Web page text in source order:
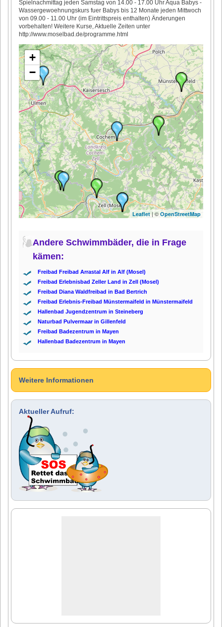
Spielnachmittag jeden Samstag von 14.00 - 17.00 Uhr Aqua Babys -
Wassergewoehnungskurs fuer Babys bis 12 Monate jeden Mittwoch
von 09.00 - 11.00 Uhr (im Eintrittspreis enthalten) Änderungen
vorbehalten! Weitere Kurse, Aktuelle Zeiten unter
http://www.moselbad.de/programme.html
+
−
Leaflet| © OpenStreetMap
Andere Schwimmbäder, die in Frage
kämen:
Freibad Freibad Arrastal Alf in Alf (Mosel)
Freibad Erlebnisbad Zeller Land in Zell (Mosel)
Freibad Diana Waldfreibad in Bad Bertrich
Freibad Erlebnis-Freibad Münstermaifeld in Münstermaifeld
Hallenbad Jugendzentrum in Steineberg
Naturbad Pulvermaar in Gillenfeld
Freibad Badezentrum in Mayen
Hallenbad Badezentrum in Mayen
Weitere Informationen
Aktueller Aufruf: